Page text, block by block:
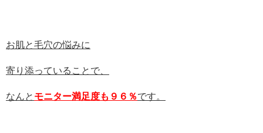
お肌と毛穴の悩みに
寄り添っていることで、
なんと モニター満足度も９６％です。